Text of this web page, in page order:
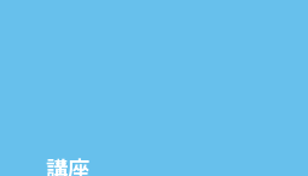
講座